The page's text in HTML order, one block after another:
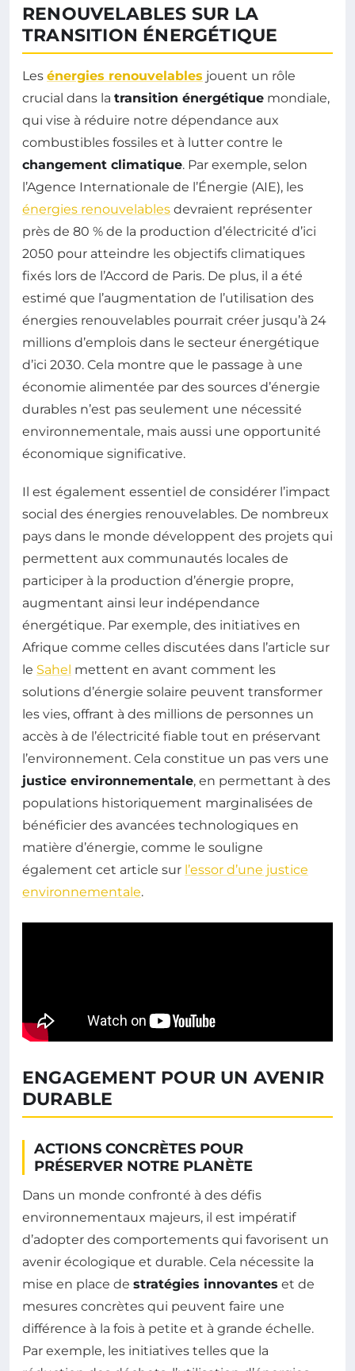
RENOUVELABLES SUR LA
TRANSITION ÉNERGÉTIQUE
Les énergies renouvelables jouent un rôle
crucial dans la transition énergétique mondiale,
qui vise à réduire notre dépendance aux
combustibles fossiles et à lutter contre le
changement climatique. Par exemple, selon
l’Agence Internationale de l’Énergie (AIE), les
énergies renouvelables devraient représenter
près de 80 % de la production d’électricité d’ici
2050 pour atteindre les objectifs climatiques
fixés lors de l’Accord de Paris. De plus, il a été
estimé que l’augmentation de l’utilisation des
énergies renouvelables pourrait créer jusqu’à 24
millions d’emplois dans le secteur énergétique
d’ici 2030. Cela montre que le passage à une
économie alimentée par des sources d’énergie
durables n’est pas seulement une nécessité
environnementale, mais aussi une opportunité
économique significative.
Il est également essentiel de considérer l’impact
social des énergies renouvelables. De nombreux
pays dans le monde développent des projets qui
permettent aux communautés locales de
participer à la production d’énergie propre,
augmentant ainsi leur indépendance
énergétique. Par exemple, des initiatives en
Afrique comme celles discutées dans l’article sur
le Sahel mettent en avant comment les
solutions d’énergie solaire peuvent transformer
les vies, offrant à des millions de personnes un
accès à de l’électricité fiable tout en préservant
l’environnement. Cela constitue un pas vers une
justice environnementale, en permettant à des
populations historiquement marginalisées de
bénéficier des avancées technologiques en
matière d’énergie, comme le souligne
également cet article sur l’essor d’une justice
environnementale.
ENGAGEMENT POUR UN AVENIR
DURABLE
ACTIONS CONCRÈTES POUR
PRÉSERVER NOTRE PLANÈTE
Dans un monde confronté à des défis
environnementaux majeurs, il est impératif
d’adopter des comportements qui favorisent un
avenir écologique et durable. Cela nécessite la
mise en place de stratégies innovantes et de
mesures concrètes qui peuvent faire une
différence à la fois à petite et à grande échelle.
Par exemple, les initiatives telles que la